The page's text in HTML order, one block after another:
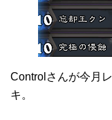
Controlさんが今月
キ。